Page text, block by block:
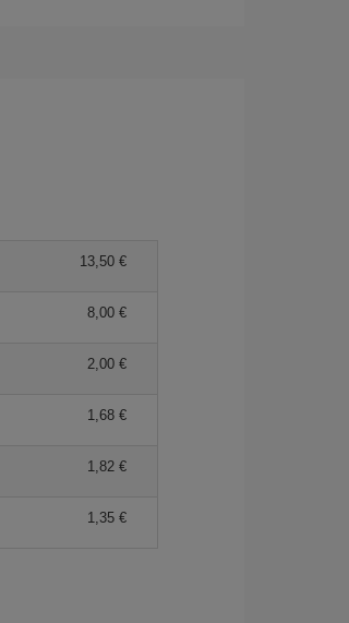
13,50 €
8,00 €
2,00 €
1,68 €
1,82 €
1,35 €